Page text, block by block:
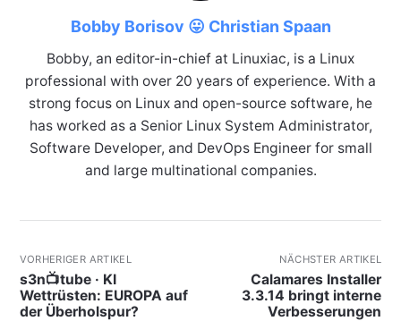
Bobby Borisov 😛 Christian Spaan
Bobby, an editor-in-chief at Linuxiac, is a Linux
professional with over 20 years of experience. With a
strong focus on Linux and open-source software, he
has worked as a Senior Linux System Administrator,
Software Developer, and DevOps Engineer for small
and large multinational companies.
VORHERIGER ARTIKEL
s3n📺tube · KI
Wettrüsten: EUROPA auf
der Überholspur?
NÄCHSTER ARTIKEL
Calamares Installer
3.3.14 bringt interne
Verbesserungen